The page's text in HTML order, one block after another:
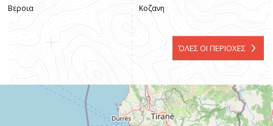
Βεροια Κοζανη
ΌΛΕΣ ΟΙ ΠΕΡΙΟΧΕΣ